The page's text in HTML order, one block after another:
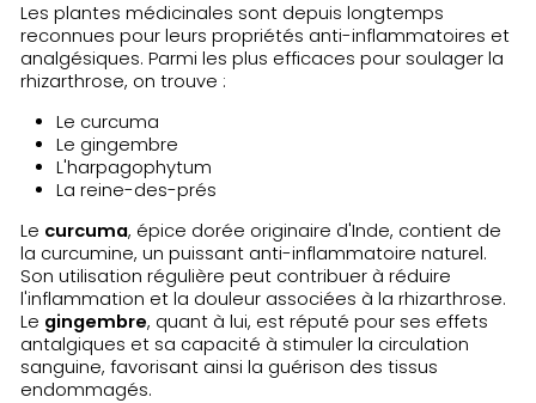
Les plantes médicinales sont depuis longtemps
reconnues pour leurs propriétés anti-inflammatoires et
analgésiques. Parmi les plus efficaces pour soulager la
rhizarthrose, on trouve :
Le curcuma
Le gingembre
L'harpagophytum
La reine-des-prés
Le curcuma, épice dorée originaire d'Inde, contient de
la curcumine, un puissant anti-inflammatoire naturel.
Son utilisation régulière peut contribuer à réduire
l'inflammation et la douleur associées à la rhizarthrose.
Le gingembre, quant à lui, est réputé pour ses effets
antalgiques et sa capacité à stimuler la circulation
sanguine, favorisant ainsi la guérison des tissus
endommagés.